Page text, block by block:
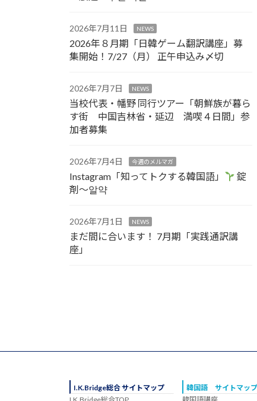
2026年7月11日 NEWS
2026年８月期「日韓ゲーム翻訳講座」募
集開始！7/27（月） 正午申込み〆切
2026年7月7日 NEWS
当校代表・幡野 同行ツアー「朝鮮族が暮ら
す街 中国吉林省・延辺 満喫４日間」参
加者募集
2026年7月4日 今週のメルマガ
Instagram「知ってトクする韓国語」
錠
剤～알약
2026年7月1日 NEWS
まだ間に合います！ 7月期「実践通訳講
座」
I.K.Bridge総合 サイトマップ
韓国語 サイトマップ